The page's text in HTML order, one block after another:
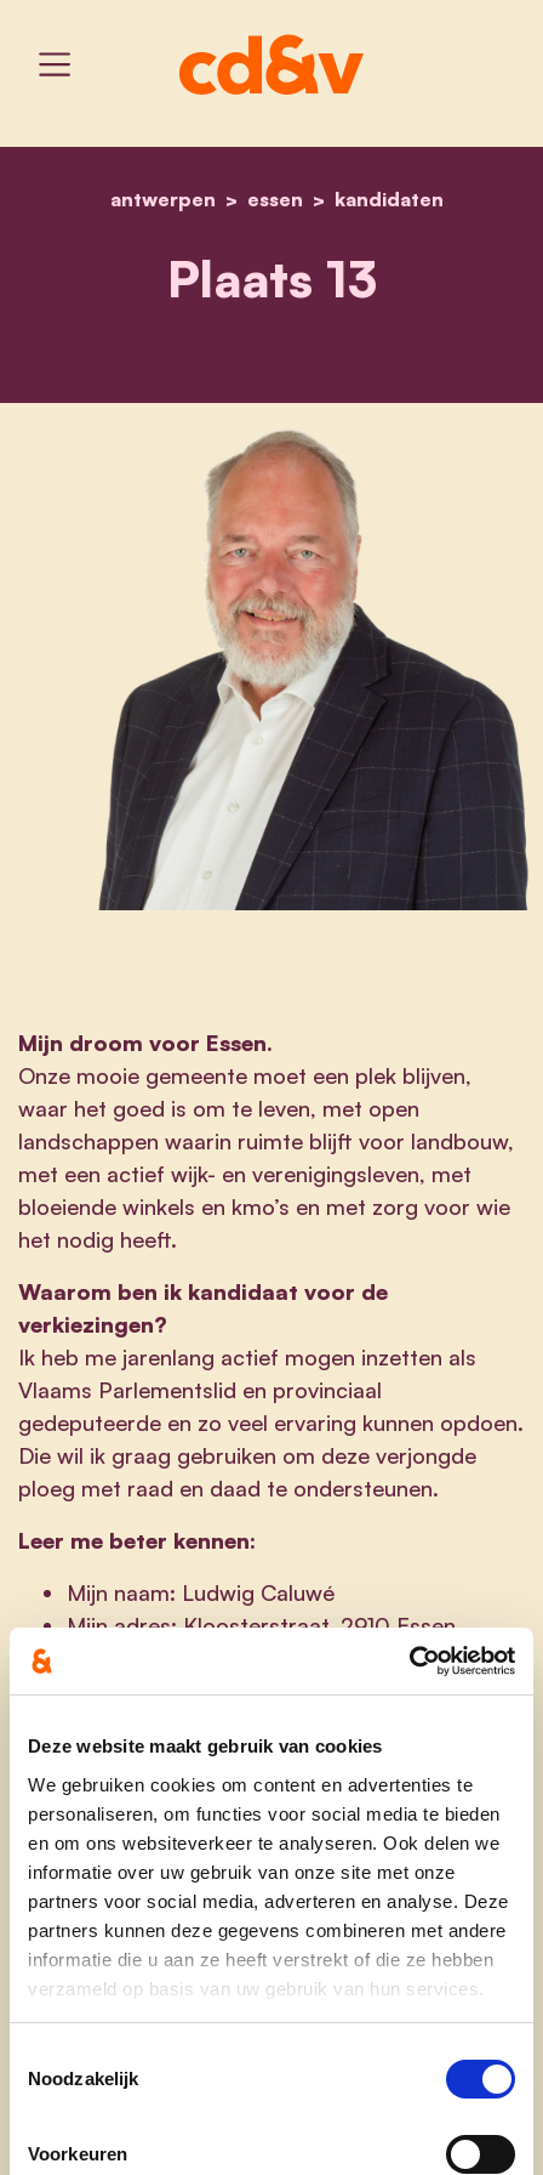
Deze website maakt gebruik van cookies
We gebruiken cookies om content en advertenties te
personaliseren, om functies voor social media te bieden
en om ons websiteverkeer te analyseren. Ook delen we
informatie over uw gebruik van onze site met onze
partners voor social media, adverteren en analyse. Deze
partners kunnen deze gegevens combineren met andere
informatie die u aan ze heeft verstrekt of die ze hebben
verzameld op basis van uw gebruik van hun services.
Noodzakelijk
Voorkeuren
home
antwerpen essen kandidaten
ludwig caluwé
Plaats 13
Mijn droom voor Essen.
Onze mooie gemeente moet een plek blijven,
waar het goed is om te leven, met open
landschappen waarin ruimte blijft voor landbouw,
met een actief wijk- en verenigingsleven, met
bloeiende winkels en kmo’s en met zorg voor wie
het nodig heeft.
Waarom ben ik kandidaat voor de
verkiezingen?
Ik heb me jarenlang actief mogen inzetten als
Vlaams Parlementslid en provinciaal
gedeputeerde en zo veel ervaring kunnen opdoen.
Die wil ik graag gebruiken om deze verjongde
ploeg met raad en daad te ondersteunen.
Leer me beter kennen:
Mijn naam: Ludwig Caluwé
Mijn adres: Kloosterstraat, 2910 Essen
Mijn beroep: gewezen parlementslid en
Mijn gezinssituatie: gehuwd met Mia
Suykerbuyk. 3 kinderen, 1 kleindochter
Mijn hobby’s en interesses: fietsen,
wandelen, reizen, kaarten, lezen vooral over
(streek)geschiedenis
In deze verenigingen ben ik actief:
Molenheidevrienden, Davidsfonds
Mijn e-mailadres:ludwig@caluwe.be
Mijn telefoonnummer: 0476/249513
Facebook, Instagram
'60, '70 en '80